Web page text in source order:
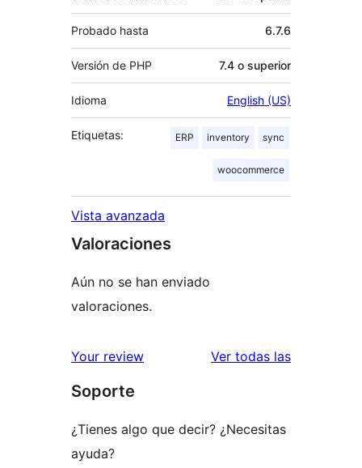
Probado hasta 6.7.6
Versión de PHP 7.4 o superior
Idioma English (US)
Etiquetas: ERP inventory sync
woocommerce
Vista avanzada
Valoraciones
Aún no se han enviado
valoraciones.
Your review Ver todas las
Soporte
¿Tienes algo que decir? ¿Necesitas
ayuda?